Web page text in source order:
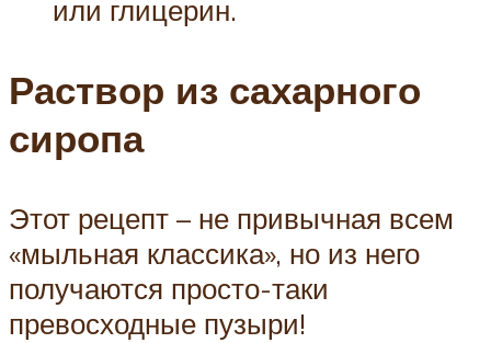
или глицерин.
Раствор из сахарного
сиропа
Этот рецепт – не привычная всем
«мыльная классика», но из него
получаются просто-таки
превосходные пузыри!